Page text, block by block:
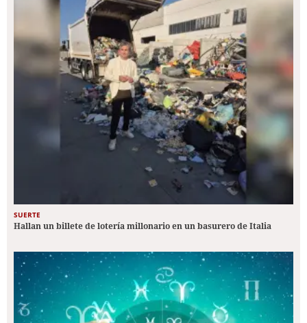
SUERTE
Hallan un billete de lotería millonario en un basurero de Italia